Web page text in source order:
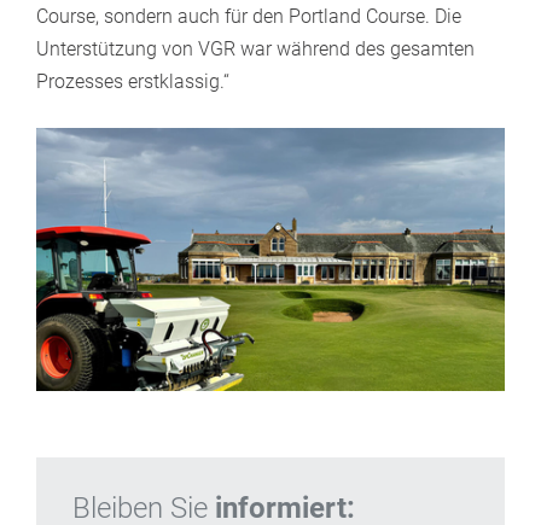
Course, sondern auch für den Portland Course. Die
Unterstützung von VGR war während des gesamten
Prozesses erstklassig.“
Bleiben Sie informiert: